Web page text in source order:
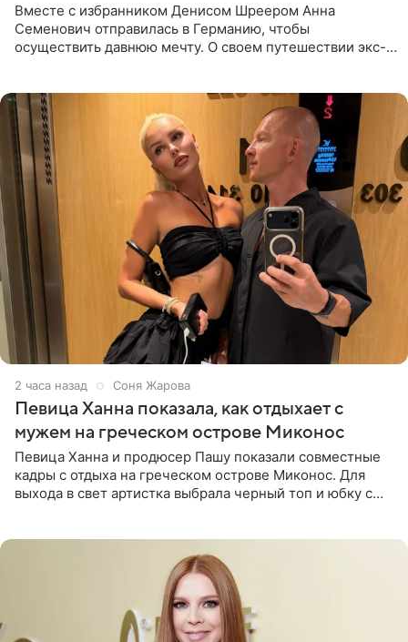
Вместе с избранником Денисом Шреером Анна
Семенович отправилась в Германию, чтобы
осуществить давнюю мечту. О своем путешествии экс-
2 часа назад Соня Жарова
Певица Ханна показала, как отдыхает с
мужем на греческом острове Миконос
Певица Ханна и продюсер Пашу показали совместные
кадры с отдыха на греческом острове Миконос. Для
выхода в свет артистка выбрала черный топ и юбку с